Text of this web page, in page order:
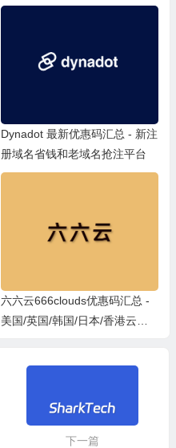
Dynadot 最新优惠码汇总 - 新注
册域名省钱和老域名抢注平台
六六云666clouds优惠码汇总 -
美国/英国/韩国/日本/香港云服
下一篇